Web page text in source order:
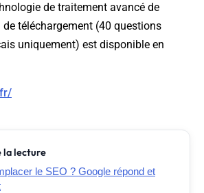
de traitement avancé de
de téléchargement (40 questions
uniquement) est disponible en
la lecture
le SEO ? Google répond et